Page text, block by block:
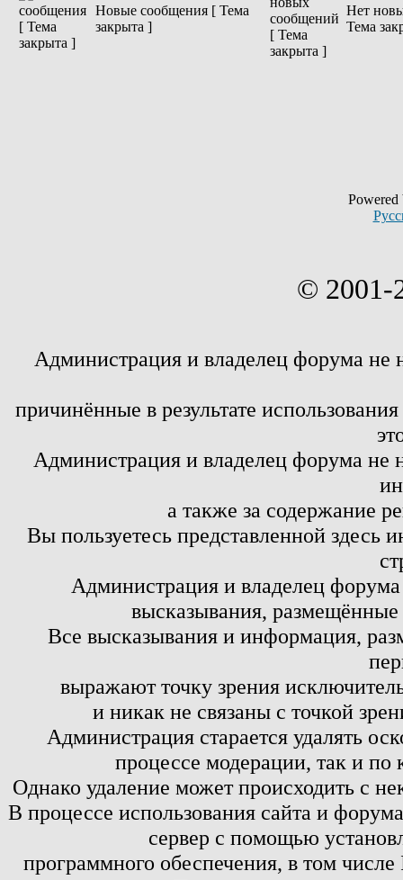
Новые сообщения [ Тема
закрыта ]
Нет
Тема
© 2001-
Администрация и владелец форума не
причинённые в результате
Администрация и владелец форума не
а также за содержание
Вы пользуетесь представленной здесь
Администрация и владелец
высказывания,
Все высказывания и информация,
выражают точку зрения
и никак не связаны с точкой
Администрация старается удалять
процессе модерации, так и по
Однако удаление может происходить с
В процессе использования сайта и
сервер с помощью
программного обеспечения, в том